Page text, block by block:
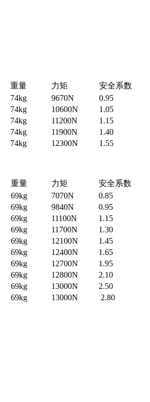
重量 力矩
安全系数
74kg 9670N
0.95
74kg 10600N
1.05
74kg 11200N
1.15
74kg 11900N
1.40
74kg 12300N 1.55
重量 力矩
安全系数
69kg 7070N
0.85
69kg 9840N
0.95
69kg 11100N
1.15
69kg 11700N
1.30
69kg 12100N
1.45
69kg 12400N
1.65
69kg 12700N
1.95
69kg 12800N
2.10
69kg 13000N
2.50
69kg 13000N 2.80